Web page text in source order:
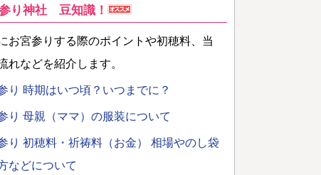
り神社 豆知識！
お宮参りする際のポイントや初穂料、当
れなどを紹介します。
り 時期はいつ頃？いつまでに？
り 母親（ママ）の服装について
り 初穂料・祈祷料（お金） 相場やのし袋
などについて